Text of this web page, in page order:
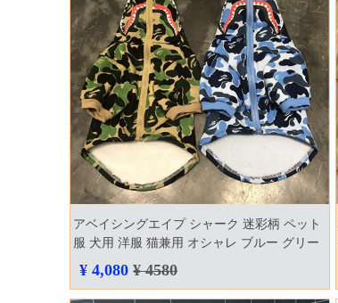
アベイシングエイプ シャーク 迷彩柄 ペット
服 犬用 洋服 猫兼用 オシャレ ブルー グリー
ン aape ドッグウェア フード付き パーカー フ
ァスナータイプ 人気 かっこいい 可愛い 犬服
bape shark 猫服 サメ柄
¥ 4,080 ¥ 4580